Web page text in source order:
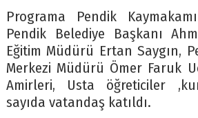
Programa Pendik
Pendik Belediye Başkanı
Eğitim Müdürü Ertan Saygın,
Merkezi Müdürü Ömer Faruk
Amirleri, Usta öğreticiler
sayıda vatandaş katıldı.